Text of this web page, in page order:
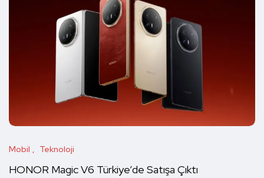
Mobil Teknoloji
HONOR Magic V6 Türkiye’de Satışa Çıktı